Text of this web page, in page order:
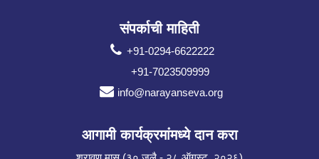
संपर्काची माहिती
+91-0294-6622222
+91-7023509999
info@narayanseva.org
आगामी कार्यक्रमांमध्ये दान करा